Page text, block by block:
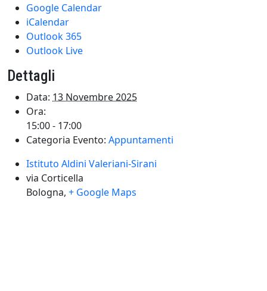
Google Calendar
iCalendar
Outlook 365
Outlook Live
Dettagli
Data: 13 Novembre 2025
Ora:
15:00 - 17:00
Categoria Evento: Appuntamenti
Istituto Aldini Valeriani-Sirani
via Corticella
Bologna, + Google Maps